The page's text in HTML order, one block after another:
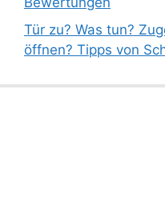
Tür zu? Was tun?
öffnen? Tipps von